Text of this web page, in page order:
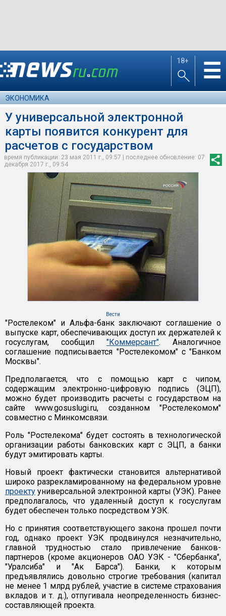
18+ ☰
ЭКОНОМИКА
У универсальной электронной
карты появится конкурент для
расчетов с государством
время публикации: 23 мая 2011 г., 09:57 | последнее обновление: 07
декабря 2017 г., 09:54
Вести
"Ростелеком" и Альфа-банк заключают соглашение о
выпуске карт, обеспечивающих доступ их держателей к
госуслугам, сообщил "Коммерсант". Аналогичное
соглашение подписывается "Ростелекомом" с "Банком
Москвы".
Предполагается, что с помощью карт с чипом,
содержащим электронно-цифровую подпись (ЭЦП),
можно будет производить расчеты с государством на
сайте www.gosuslugi.ru, созданном "Ростелекомом"
совместно с Минкомсвязи.
Роль "Ростелекома" будет состоять в технологической
организации работы банковских карт с ЭЦП, а банки
будут эмитировать карты.
Новый проект фактически становится альтернативой
широко разрекламированному на федеральном уровне
проекту универсальной электронной карты (УЭК). Ранее
предполагалось, что удаленный доступ к госуслугам
будет обеспечен только посредством УЭК.
Но с принятия соответствующего закона прошел почти
год, однако проект УЭК продвинулся незначительно,
главной трудностью стало привлечение банков-
партнеров (кроме акционеров ОАО УЭК - "Сбербанка",
"Уралсиба" и "Ак Барса"). Банки, к которым
предъявлялись довольно строгие требования (капитал
не менее 1 млрд рублей, участие в системе страхования
вкладов и т. д.), отпугивала неопределенность бизнес-
составляющей проекта.